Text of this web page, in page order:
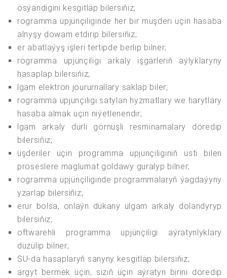
ösýändigini kesgitläp bilersiňiz;
rogramma üpjünçiliginde her bir müşderi üçin hasaba
alnyşy dowam etdirip bilersiňiz;
er abatlaýyş işleri tertipde berlip bilner;
rogramma üpjünçiligi arkaly işgärleriň aýlyklaryny
hasaplap bilersiňiz;
lgam elektron joururnallary saklap biler;
rogramma üpjünçiligi satylan hyzmatlary we harytlary
hasaba almak üçin niýetlenendir;
lgam arkaly dürli görnüşli resminamalary döredip
bilersiňiz;
üşderiler üçin programma üpjünçiliginiň üsti bilen
proseslere maglumat goldawy guralyp bilner;
rogramma üpjünçiliginde programmalaryň ýagdaýyny
yzarlap bilersiňiz;
erur bolsa, onlaýn dükany ulgam arkaly dolandyryp
bilersiňiz;
oftwarehli programma üpjünçiligi aýratynlyklary
düzülip bilner;
SU-da hasaplaryň sanyny kesgitläp bilersiňiz;
argyt bermek üçin, siziň üçin aýratyn birini döredip